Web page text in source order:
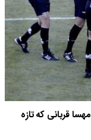
المللی ایران در سال ۲۰۲۵؛ نام مهسا قربانی که تازه